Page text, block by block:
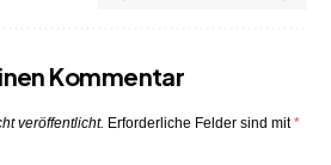
Kommentar
veröffentlicht. Erforderliche Felder sind mit*